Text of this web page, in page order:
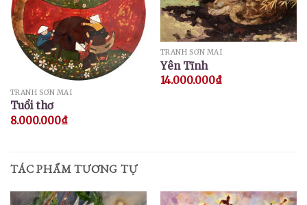
TRANH SƠN MÀI
Tuổi thơ
8.000.000₫
TRANH SƠN MÀI
Yên Tĩnh
14.000.000₫
TÁC PHẨM TƯƠNG TỰ